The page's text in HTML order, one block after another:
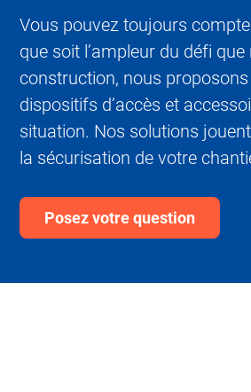
Vous pouvez toujours
que soit l’ampleur du défi
construction, nous
dispositifs d’accès et
situation. Nos solutions
la sécurisation de votre
Posez votre question